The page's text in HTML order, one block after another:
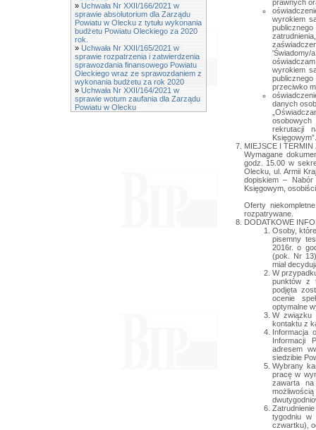
» Uchwała Nr XXII/166/2021 w
sprawie absolutorium dla Zarządu
Powiatu w Olecku z tytułu wykonania
budżetu Powiatu Oleckiego za 2020
rok.
» Uchwała Nr XXII/165/2021 w
sprawie rozpatrzenia i zatwierdzenia
sprawozdania finansowego Powiatu
Oleckiego wraz ze sprawozdaniem z
wykonania budżetu za rok 2020
» Uchwała Nr XXII/164/2021 w
sprawie wotum zaufania dla Zarządu
Powiatu w Olecku
prawnych
wyrokiem
'Świadomy/
wyrokiem
przeciwko
danych
rekrutacji
Księgowym”.
MIEJSCE I
Wymagane
godz. 15.00 w
Olecku, ul. Armii
dopiskiem –
Księgowym,
Oferty
rozpatrywane.
DODATKOWE
Osoby,
pisemny
2016r. o
(pok. Nr
miał
W
punktów z
podjęta
ocenie
optymalne
W związku
kontaktu z
Informacja
Informacji
adresem
siedzibie
Wybrany
pracę w
zawarta
tygodniu w
czwartku),